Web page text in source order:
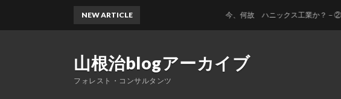
山根治blogアーカイブ
フォレスト・コンサルタンツ
NEW ARTICLE 今、何故 ハニックス工業か？－②